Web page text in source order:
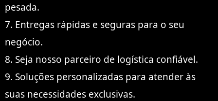
pesada.
7. Entregas rápidas e seguras para o seu
negócio.
8. Seja nosso parceiro de logística confiável.
9. Soluções personalizadas para atender às
suas necessidades exclusivas.